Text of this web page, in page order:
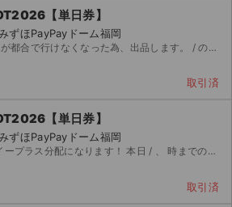
み
【単日券】
ほPayPayドーム福岡
[詳細] リラックスシート / が都合で行けなくなった為、出品します。 / のオフィシャル先行で取...
取引済
【単日券】
ほPayPayドーム福岡
[詳細] 指定席 チケットはイープラス分配になります！ 本日 / 、 時までのシリアルコード入力で...
取引済